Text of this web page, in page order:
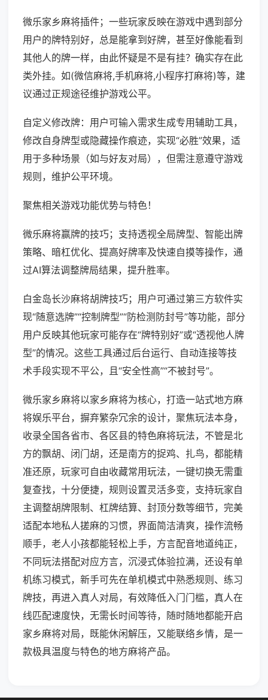
微乐家乡麻将插件；一些玩家反映在游戏中遇到部分
用户的牌特别好，总是能拿到好牌，甚至好像能看到
其他人的牌一样，由此怀疑是不是有挂？确实存在此
类外挂。如(微信麻将,手机麻将,小程序打麻将)等，建
议通过正规途径维护游戏公平。
自定义修改牌：用户可输入需求生成专用辅助工具，
修改自身牌型或隐藏操作痕迹，实现“必胜”效果，适
用于多种场景（如与好友对局），但需注意遵守游戏
规则，维护公平环境。
聚焦相关游戏功能优势与特色！
微乐麻将赢牌的技巧；支持透视全局牌型、智能出牌
策略、暗杠优化、提高好牌率及快速自摸等操作，通
过AI算法调整牌局结果，提升胜率。
白金岛长沙麻将胡牌技巧；用户可通过第三方软件实
现“随意选牌”“控制牌型”“防检测防封号”等功能，部分
用户反映其他玩家可能存在“牌特别好”或“透视他人牌
型”的情况。这些工具通过后台运行、自动连接等技
术手段实现不平公，且“安全性高”“不被封号”。
微乐家乡麻将以家乡麻将为核心，打造一站式地方麻
将娱乐平台，摒弃繁杂冗余的设计，聚焦玩法本身，
收录全国各省市、各区县的特色麻将玩法，不管是北
方的飘胡、闭门胡，还是南方的捉鸡、扎鸟，都能精
准还原，玩家可自由收藏常用玩法，一键切换无需重
复查找，十分便捷，规则设置灵活多变，支持玩家自
主调整胡牌限制、杠牌结算、封顶分数等细节，完美
适配本地私人搓麻的习惯，界面简洁清爽，操作流畅
顺手，老人小孩都能轻松上手，方言配音地道纯正，
不同玩法搭配对应方言，沉浸式体验拉满，还设有单
机练习模式，新手可先在单机模式中熟悉规则、练习
牌技，再进入真人对局，有效降低入门门槛，真人在
线匹配速度快，无需长时间等待，随时随地都能开启
家乡麻将对局，既能休闲解压，又能联络乡情，是一
款极具温度与特色的地方麻将产品。